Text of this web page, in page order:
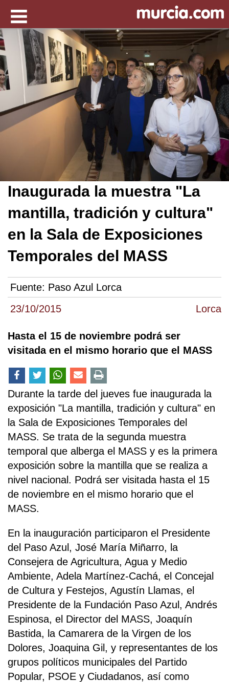
23/10/2015 Lorca
Inaugurada la muestra "La
mantilla, tradición y cultura"
en la Sala de Exposiciones
Temporales del MASS
Fuente: Paso Azul Lorca
Hasta el 15 de noviembre podrá ser
visitada en el mismo horario que el MASS
Durante la tarde del jueves fue inaugurada la
exposición "La mantilla, tradición y cultura" en
la Sala de Exposiciones Temporales del
MASS. Se trata de la segunda muestra
temporal que alberga el MASS y es la primera
exposición sobre la mantilla que se realiza a
nivel nacional. Podrá ser visitada hasta el 15
de noviembre en el mismo horario que el
MASS.
En la inauguración participaron el Presidente
del Paso Azul, José María Miñarro, la
Consejera de Agricultura, Agua y Medio
Ambiente, Adela Martínez-Cachá, el Concejal
de Cultura y Festejos, Agustín Llamas, el
Presidente de la Fundación Paso Azul, Andrés
Espinosa, el Director del MASS, Joaquín
Bastida, la Camarera de la Virgen de los
Dolores, Joaquina Gil, y representantes de los
grupos políticos municipales del Partido
Popular, PSOE y Ciudadanos, así como